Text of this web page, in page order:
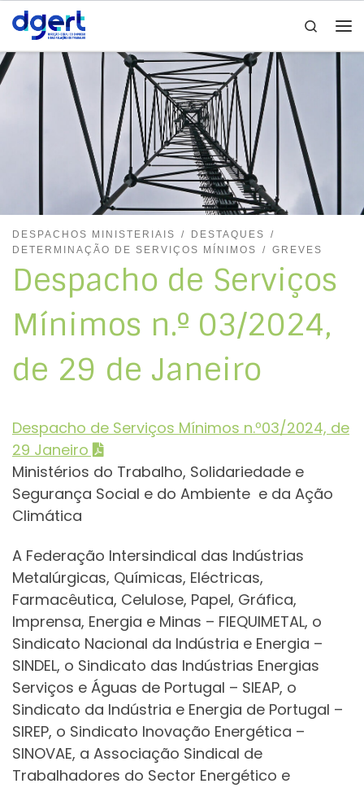
Skip to content
Search
DESPACHOS MINISTERIAIS
DESTAQUES
DETERMINAÇÃO DE SERVIÇOS MÍNIMOS
GREVES
Despacho de Serviços
Mínimos n.º 03/2024,
de 29 de Janeiro
Despacho de Serviços Mínimos n.º03/2024, de
29 Janeiro
Ministérios do Trabalho, Solidariedade e
Segurança Social e do Ambiente e da Ação
Climática
A Federação Intersindical das Indústrias
Metalúrgicas, Químicas, Eléctricas,
Farmacêutica, Celulose, Papel, Gráfica,
Imprensa, Energia e Minas – FIEQUIMETAL, o
Sindicato Nacional da Indústria e Energia –
SINDEL, o Sindicato das Indústrias Energias
Serviços e Águas de Portugal – SIEAP, o
Sindicato da Indústria e Energia de Portugal –
SIREP, o Sindicato Inovação Energética –
SINOVAE, a Associação Sindical de
Trabalhadores do Sector Energético e